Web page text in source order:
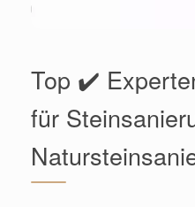
Top ✔️
für